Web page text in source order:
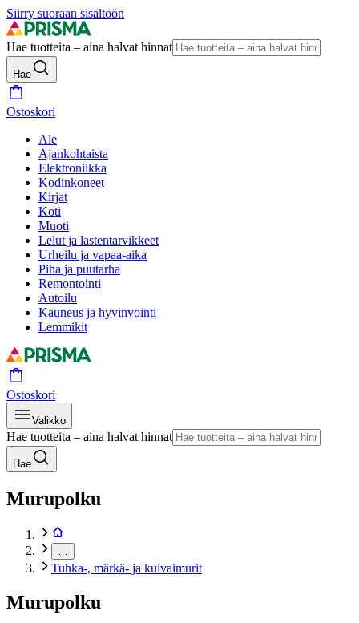
Siirry suoraan sisältöön
Hae tuotteita – aina halvat hinnat
Hae
Ostoskori
Ale
Ajankohtaista
Elektroniikka
Kodinkoneet
Kirjat
Koti
Muoti
Lelut ja lastentarvikkeet
Urheilu ja vapaa-aika
Piha ja puutarha
Remontointi
Autoilu
Kauneus ja hyvinvointi
Lemmikit
Ostoskori
Valikko
Hae tuotteita – aina halvat hinnat
Hae
Murupolku
Tuhka-, märkä- ja kuivaimurit
Murupolku